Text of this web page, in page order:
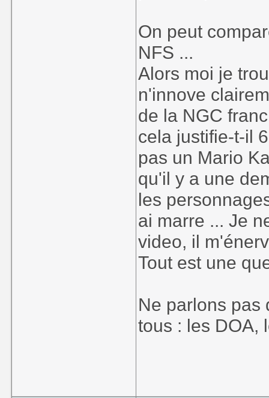
On peut
NFS ...
Alors moi je
n'innove
de la NGC
cela justifie-t-il
pas un Mario
qu'il y a une
les
ai marre ... Je
video, il
Tout est une
Ne parlons pas
tous : les DOA,